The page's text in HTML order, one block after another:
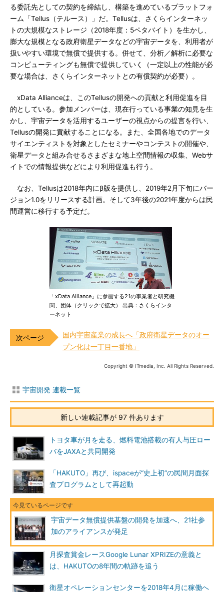
る委託先としての契約を締結し、構築を進めているプラットフォ
ーム「Tellus（テルース）」だ。Tellusは、さくらインターネッ
トの大規模なストレージ（2018年度：5ペタバイト）を生かし、
膨大な規模となる政府衛星データなどの宇宙データを、利用者が
扱いやすい環境で無償で提供する。併せて、分析／解析に必要な
コンピューティングも無償で提供していく（一定以上の性能が必
要な場合は、さくらインターネットとの有償契約が必要）。
xData Allianceは、このTellusの開発への貢献と利用促進を目
的としている。参加メンバーは、現在行っている事業の知見を生
かし、宇宙データを活用するユーザーの視点からの提言を行い、
Tellusの開発に貢献することになる。また、全国各地でのデータ
サイエンティストを対象としたセミナーやコンテストの開催や、
衛星データと組み合せるさまざまな地上空間情報の収集、Webサ
イトでの情報提供などにより利用促進も行う。
なお、Tellusは2018年内にβ版を提供し、2019年2月下旬にバー
ジョン1.0をリリースする計画。そして3年後の2021年度からは民
間運営に移行する予定だ。
「xData Alliance」に参画する21の事業者と研究機
関、団体（クリックで拡大） 出典：さくらインタ
ーネット
国内宇宙産業の成長へ「政府衛星データのオー
プン化は一丁目一番地」
Copyright © ITmedia, Inc. All Rights Reserved.
宇宙開発 連載一覧
新しい連載記事が 97 件あります
トヨタ車が月を走る、燃料電池搭載の有人与圧ロー
バをJAXAと共同開発
「HAKUTO」再び、ispaceが“史上初”の民間月面探
査プログラムとして再起動
宇宙データ無償提供基盤の開発を加速へ、21社参
加のアライアンスが発足
月探査賞金レースGoogle Lunar XPRIZEの意義と
は、HAKUTOの8年間の軌跡を追う
衛星オペレーションセンターを2018年4月に稼働へ